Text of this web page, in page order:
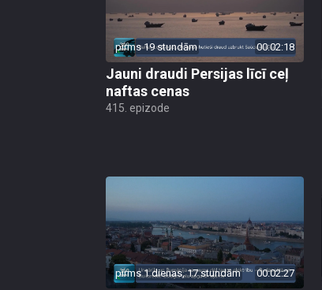
pirms 19 stundām 00:02:18
Jauni draudi Persijas līcī ceļ
naftas cenas
415. epizode
pirms 1 dienas, 17 stundām 00:02:27